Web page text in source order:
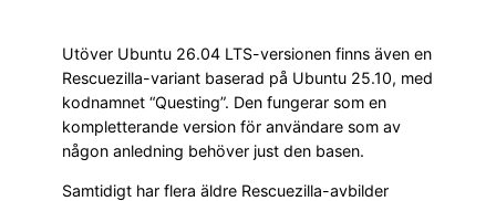
Utöver Ubuntu 26.04 LTS-versionen finns även en
Rescuezilla-variant baserad på Ubuntu 25.10, med
kodnamnet “Questing”. Den fungerar som en
kompletterande version för användare som av
någon anledning behöver just den basen.
Samtidigt har flera äldre Rescuezilla-avbilder